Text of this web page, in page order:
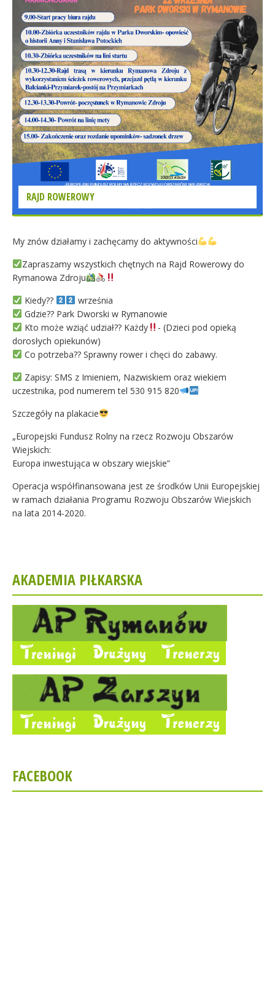
RAJD ROWEROWY
My znów działamy i zachęcamy do aktywności
Zapraszamy wszystkich chętnych na Rajd Rowerowy do
Rymanowa Zdroju
Kiedy??
września
Gdzie?? Park Dworski w Rymanowie
Kto może wziąć udział?? Każdy
- (Dzieci pod opieką
dorosłych opiekunów)
Co potrzeba?? Sprawny rower i chęci do zabawy.
Zapisy: SMS z Imieniem, Nazwiskiem oraz wiekiem
uczestnika, pod numerem tel 530 915 820
Szczegóły na plakacie
„Europejski Fundusz Rolny na rzecz Rozwoju Obszarów
Wiejskich:
Europa inwestująca w obszary wiejskie”
Operacja współfinansowana jest ze środków Unii Europejskiej
w ramach działania Programu Rozwoju Obszarów Wiejskich
na lata 2014-2020.
AKADEMIA PIŁKARSKA
FACEBOOK